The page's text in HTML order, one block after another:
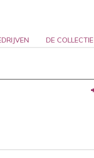
DE COLLECTIE